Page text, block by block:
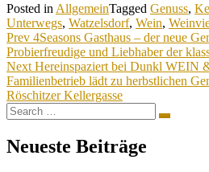
Posted in AllgemeinTagged Genuss,
Unterwegs, Watzelsdorf, Wein,
Beitragsnavigation
Prev 4Seasons Gasthaus – der neue
Probierfreudige und Liebhaber der
Next Hereinspaziert bei Dunkl WEIN
Familienbetrieb lädt zu herbstlichen
Röschitzer Kellergasse
Search
for:
Search
Neueste Beiträge